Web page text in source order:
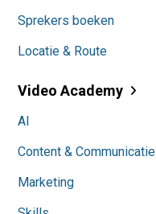
Sprekers boeken
Locatie & Route
Video Academy
AI
Content & Communicatie
Marketing